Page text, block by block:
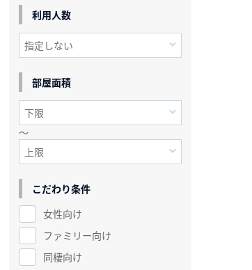
利用人数
部屋面積
～
こだわり条件
女性向け
ファミリー向け
同棲向け